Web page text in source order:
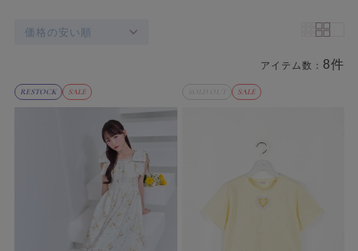
価格の安い順
アイテム数：8件
商品一覧
RESTOCK SALE SALE